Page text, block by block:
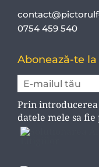
0754 459 540
Abonează-te
Prin
datele mele sa